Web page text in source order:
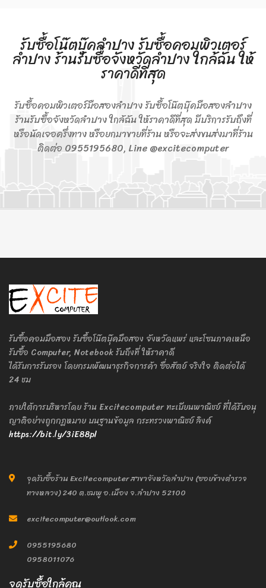
รับซื้อโน๊ตบุ๊คลำปาง รับซื้อคอมพิวเตอร์
ลำปาง ร้านรับซื้อจังหวัดลำปาง ใกล้ฉัน ให้
ราคาดีที่สุด
รับซื้อคอมพิวเตอร์มือสองลำปาง รับซื้อโน๊ตบุ๊คมือสองลำปาง
ร้านรับซื้อจังหวัดลำปาง ใกล้ฉัน ให้ราคาดีที่สุด มีบริการรับถึงที่
หรือนัดเจอครึ่งทาง หรือยกมาขายที่ร้าน หรือจะส่งขนส่งมาที่ร้าน
ติดต่อ 0955195680, Line @excitecomputer
รับซื้อคอมมือสอง รับซื้อโน๊ตบุ๊คมือสอง จังหวัดแพร่ และโซนภาคเหนือ
รับซื้อ Computer, Notebook รับถึงที่ ให้ราคาดี
ได้รับการรับรอง โดยกรมพัฒนาธุรกิจการค้า ซื่อสัตย์ จริงใจ ติดต่อได้
24 ชม
ภายใต้การบริหารโดย ร้าน Excitecomputer ทะเบียนพาณิชย์ ที่ได้รับอนุ
ญาติอย่างถูกกฎหมาย บนฐานข้อมูล กระทรวงพาณิชย์ ลิงค์
https://bit.ly/3iE88pl
จุดรับซื้อร้าน Excitecomputer สาขาจังหวัดลำปาง (ซอยข้างตำรวจ
ทางหลวง) 240 ต.ชมพู อ.เมือง จ.ลำปาง 52100
excitecomputer@outlook.com
0955195680
0958011076
จุดรับซื้อใกล้คุณ